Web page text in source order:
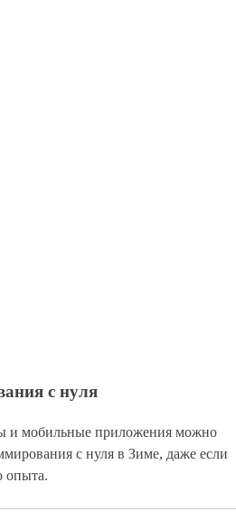
с нуля
и мобильные приложения можно
с нуля в Зиме, даже если
опыта.